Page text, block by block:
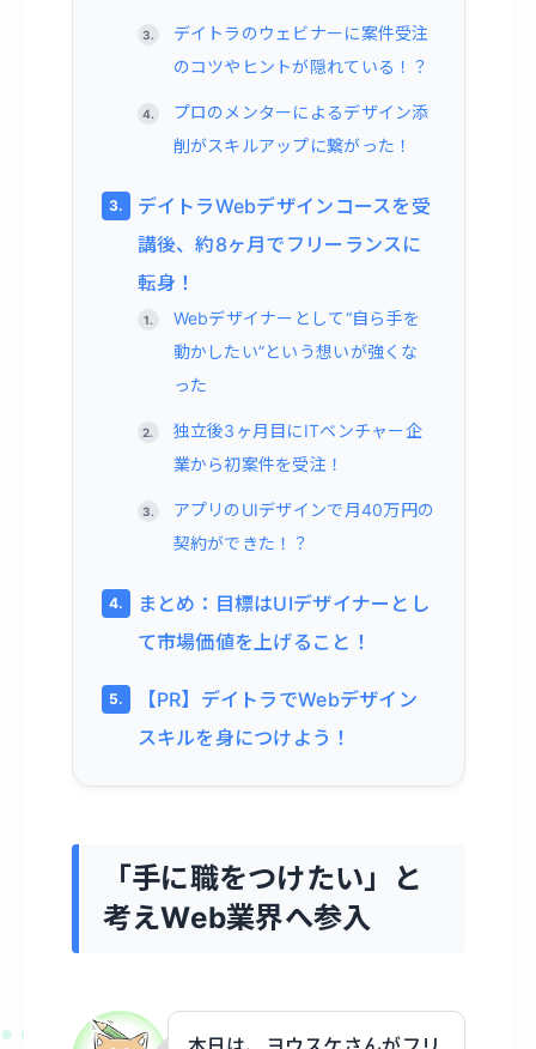
デイトラのウェビナーに案件受注
のコツやヒントが隠れている！？
プロのメンターによるデザイン添
削がスキルアップに繋がった！
デイトラWebデザインコースを受
講後、約8ヶ月でフリーランスに
転身！
Webデザイナーとして“自ら手を
動かしたい”という想いが強くな
った
独立後3ヶ月目にITベンチャー企
業から初案件を受注！
アプリのUIデザインで月40万円の
契約ができた！？
まとめ：目標はUIデザイナーとし
て市場価値を上げること！
【PR】デイトラでWebデザイン
スキルを身につけよう！
「手に職をつけたい」と
考えWeb業界へ参入